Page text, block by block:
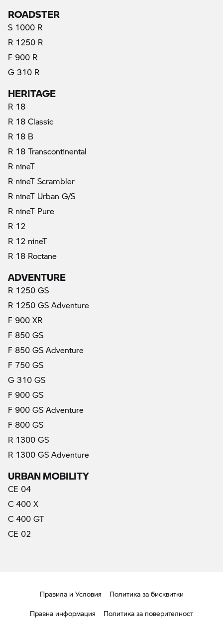
ROADSTER
S 1000 R
R 1250 R
F 900 R
G 310 R
HERITAGE
R 18
R 18 Classic
R 18 B
R 18 Transcontinental
R nineT
R nineT Scrambler
R nineT Urban G/S
R nineT Pure
R 12
R 12 nineT
R 18 Roctane
ADVENTURE
R 1250 GS
R 1250 GS Adventure
F 900 XR
F 850 GS
F 850 GS Adventure
F 750 GS
G 310 GS
F 900 GS
F 900 GS Adventure
F 800 GS
R 1300 GS
R 1300 GS Adventure(актуални)
URBAN MOBILITY
CE 04
C 400 X
C 400 GT
CE 02
Правила и Условия
Политика за бисквитки
Правна информация
Политика за поверителност